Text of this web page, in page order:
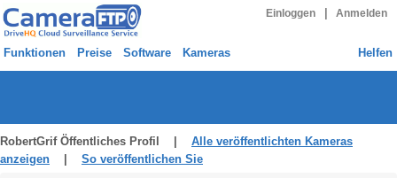
Einloggen Anmelden
Funktionen Preise Software Kameras Helfen
RobertGrif Öffentliches Profil | Alle veröffentlichten Kameras
anzeigen
So veröffentlichen Sie